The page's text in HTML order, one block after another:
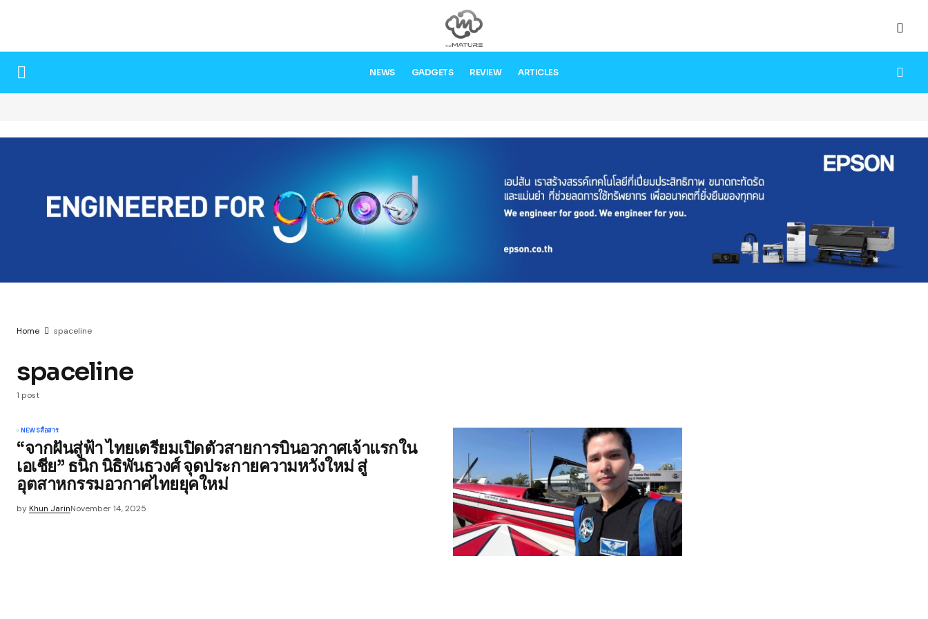
NEWS GADGETS REVIEW ARTICLES
Home spaceline
spaceline
1 post
NEWSสื่อสาร
“จากฝันสู่ฟ้า ไทยเตรียมเปิดตัวสายการบินอวกาศเจ้าแรกใน
เอเชีย” ธนิก นิธิพันธวงศ์ จุดประกายความหวังใหม่ สู่
อุตสาหกรรมอวกาศไทยยุคใหม่
byKhun JarinNovember 14, 2025